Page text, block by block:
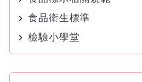
食品衛生標準
檢驗小學堂